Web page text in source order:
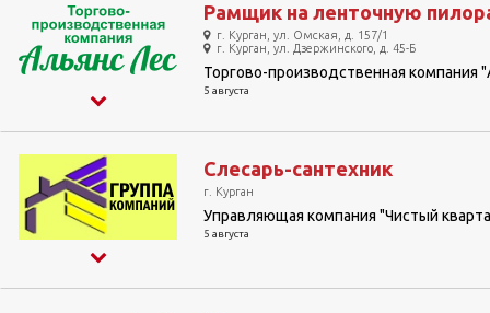
Рамщик на ленточную
г. Курган, ул. Омская, д. 157/1
г. Курган, ул. Дзержинского, д. 45-Б
Торгово-производственная компания
5 августа
Слесарь-сантехник
г. Курган
Управляющая компания "Чистый
5 августа